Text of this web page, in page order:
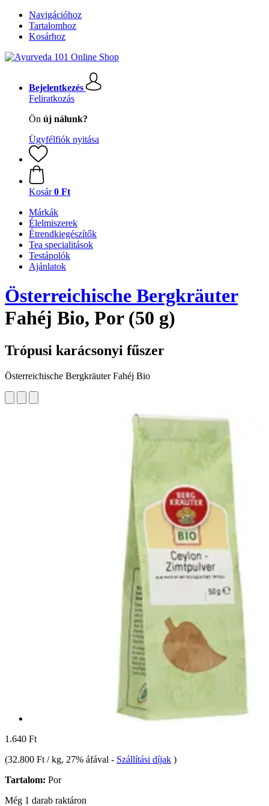
Navigációhoz
Tartalomhoz
Kosárhoz
Bejelentkezés
Feliratkozás
Ön új nálunk?
Ügyfélfiók nyitása
Kosár 0 Ft
Márkák
Élelmiszerek
Étrendkiegészítők
Tea specialitások
Testápolók
Ajánlatok
Österreichische Bergkräuter
Fahéj Bio, Por (50 g)
Trópusi karácsonyi fűszer
Österreichische Bergkräuter Fahéj Bio
1.640 Ft
(32.800 Ft / kg, 27% áfával - Szállítási díjak )
Tartalom: Por
Még 1 darab raktáron